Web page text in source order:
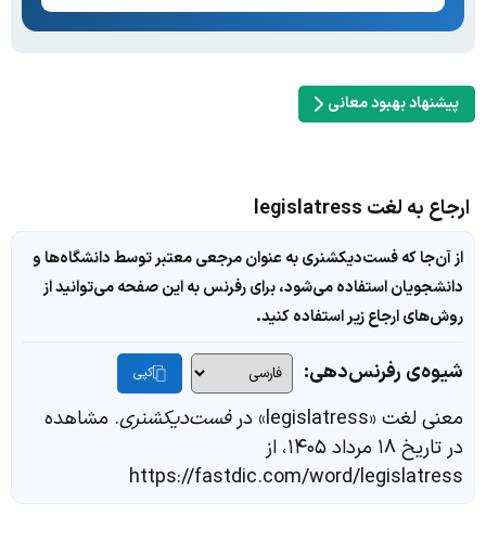
پیشنهاد بهبود معانی
ارجاع به لغت legislatress
از آن‌جا که فست‌دیکشنری به عنوان مرجعی معتبر توسط دانشگاه‌ها و
دانشجویان استفاده می‌شود، برای رفرنس به این صفحه می‌توانید از
روش‌های ارجاع زیر استفاده کنید.
شیوه‌ی رفرنس‌دهی: کپی
معنی لغت «legislatress» در فست‌دیکشنری. مشاهده
در تاریخ ۱۸ مرداد ۱۴۰۵، از
https://fastdic.com/word/legislatress